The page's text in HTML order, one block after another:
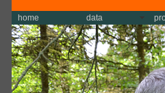
home data